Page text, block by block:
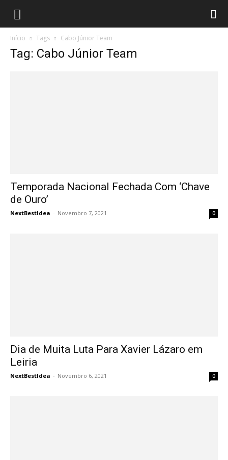
Início Tags Cabo Júnior Team
Tag: Cabo Júnior Team
Temporada Nacional Fechada Com ‘Chave
de Ouro’
NextBestIdea - Novembro 7, 2021 0
Dia de Muita Luta Para Xavier Lázaro em
Leiria
NextBestIdea - Novembro 6, 2021 0